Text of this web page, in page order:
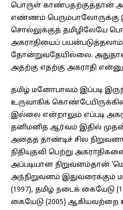
பொருள் காண்பதற்குத்தான்
எண்ணம் பெரும்பாலோருக்கு
சொல்லுக்குத் தமிழிலேயே
அகராதியைப்
தோன்றுவதேயில்லை.
அதற்கு எதற்கு அகராதி
தமிழ் மனோபாவம் இப்படி
உருவாகிக்
இல்லை என்றாலும் எப்படி
தனிமனித ஆர்வம் இதில்
அதைத் தாண்டிச் சில
நிதியுதவி பெற்று
அப்படியான நிறுவனம்தான்
அந்நிறுவனம் இதுவரைக்கும்
(1997), தமிழ் நடைக் கையேடு
கையேடு (2005) ஆகியவற்றை